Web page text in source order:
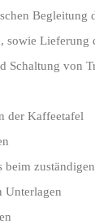
Begleitung
sowie Lieferung
Schaltung von
der Kaffeetafel
Unterlagen